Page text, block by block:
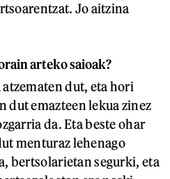
Jo aitzina
arteko saioak?
dut, eta hori
dut emazteen lekua zinez
da. Eta beste ohar
menturaz lehenago
bertsolarietan segurki, eta